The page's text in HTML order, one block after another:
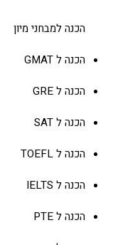
הכנה למבחני מיון
הכנה ל GMAT
הכנה לGRE
הכנה לSAT
הכנה לTOEFL
הכנה ל IELTS
הכנה לPTE